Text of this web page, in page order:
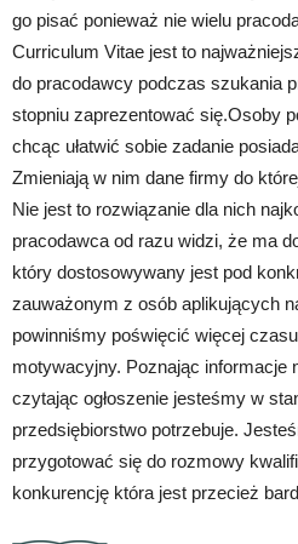
go pisać ponieważ nie wielu
Curriculum Vitae jest to
do pracodawcy podczas szukania
stopniu zaprezentować się.Osoby
chcąc ułatwić sobie zadanie
Zmieniają w nim dane firmy do
Nie jest to rozwiązanie dla nich
pracodawca od razu widzi, że ma
który dostosowywany jest pod
zauważonym z osób aplikujących
powinniśmy poświęcić więcej
motywacyjny. Poznając informacje
czytając ogłoszenie jesteśmy w
przedsiębiorstwo potrzebuje.
przygotować się do rozmowy
konkurencję która jest przecież